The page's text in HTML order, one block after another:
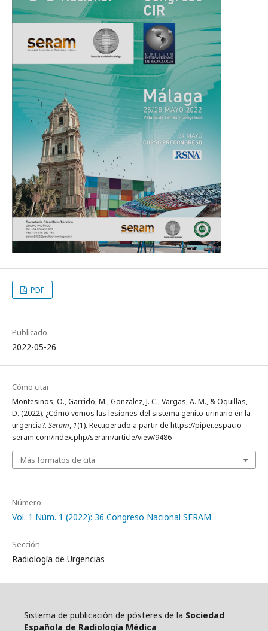
PDF
Publicado
2022-05-26
Cómo citar
Montesinos, O., Garrido, M., Gonzalez, J. C., Vargas, A. M., & Oquillas,
D. (2022). ¿Cómo vemos las lesiones del sistema genito-urinario en la
urgencia?. Seram, 1(1). Recuperado a partir de https://piper.espacio-
seram.com/index.php/seram/article/view/9486
Más formatos de cita
Número
Vol. 1 Núm. 1 (2022): 36 Congreso Nacional SERAM
Sección
Radiología de Urgencias
Sistema de publicación de pósteres de la Sociedad
Española de Radiología Médica